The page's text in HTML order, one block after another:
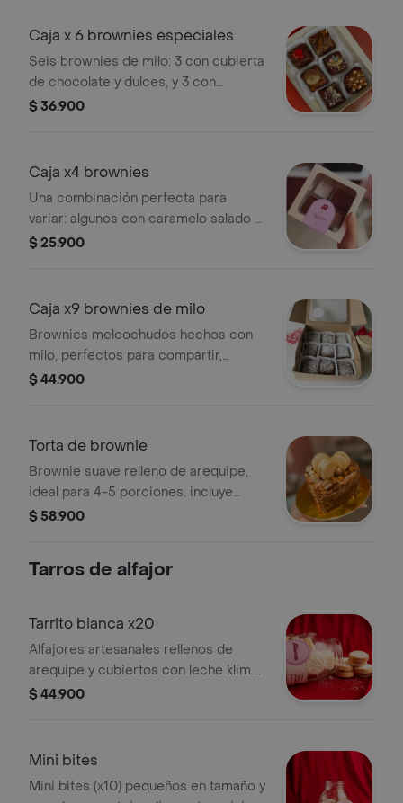
Caja x 6 brownies especiales
Seis brownies de milo: 3 con cubierta
de chocolate y dulces, y 3 con
arequipe y dulces. una caja llena de
$ 36.900
Caja x4 brownies
Una combinación perfecta para
variar: algunos con caramelo salado y
otros espolvoreados con azúcar
sabores en una sola caja.
$ 25.900
Caja x9 brownies de milo
Brownies melcochudos hechos con
milo, perfectos para compartir,
regalar o disfrutar poco a poco
$ 44.900
Torta de brownie
Brownie suave relleno de arequipe,
ideal para 4-5 porciones. incluye
mensaje personalizado y vela, y viene
que siempre sorprende.
$ 58.900
Tarros de alfajor
Tarrito bianca x20
Alfajores artesanales rellenos de
arequipe y cubiertos con leche klim.
el tarro ideal para los verdaderos fans
$ 44.900
Mini bites
Mini bites (x10) pequeños en tamaño y